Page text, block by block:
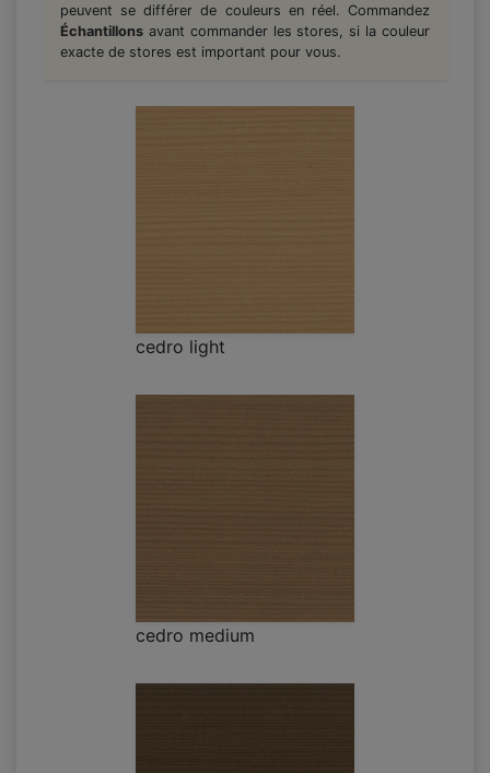
peuvent se différer de couleurs en réel. Commandez
Échantillons avant commander les stores, si la couleur
exacte de stores est important pour vous.
cedro light
cedro medium